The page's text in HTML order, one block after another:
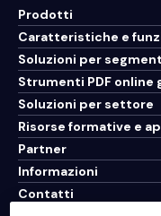
Prodotti
Caratteristiche e
Soluzioni per
Strumenti PDF online
Soluzioni per settore
Risorse formative e
Partner
Informazioni
Contatti